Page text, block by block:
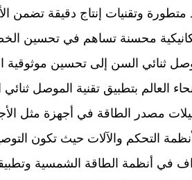
وتقنيات إنتاج دقيقة تضمن
محسنة تساهم في تحسين
العالم بتطبيق تقنية الموصل
مصدر الطاقة في أجهزة مثل
التحكم والآلات حيث تكون
في أنظمة الطاقة الشمسية